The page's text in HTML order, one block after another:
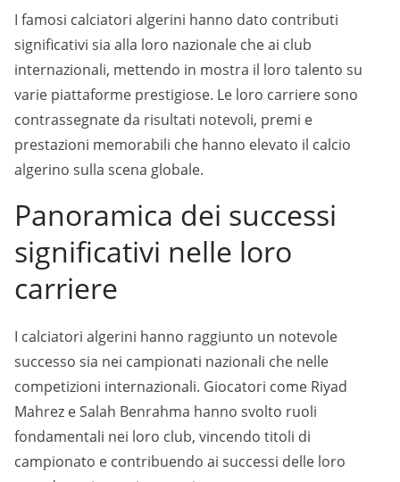
I famosi calciatori algerini hanno dato contributi
significativi sia alla loro nazionale che ai club
internazionali, mettendo in mostra il loro talento su
varie piattaforme prestigiose. Le loro carriere sono
contrassegnate da risultati notevoli, premi e
prestazioni memorabili che hanno elevato il calcio
algerino sulla scena globale.
Panoramica dei successi
significativi nelle loro
carriere
I calciatori algerini hanno raggiunto un notevole
successo sia nei campionati nazionali che nelle
competizioni internazionali. Giocatori come Riyad
Mahrez e Salah Benrahma hanno svolto ruoli
fondamentali nei loro club, vincendo titoli di
campionato e contribuendo ai successi delle loro